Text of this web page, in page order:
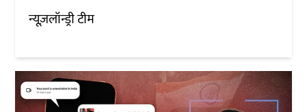
न्यूज़लॉन्ड्री टीम